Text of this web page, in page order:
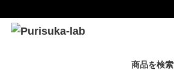
商品を検